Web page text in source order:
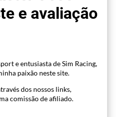
e avaliação
e entusiasta de Sim Racing,
paixão neste site.
dos nossos links,
comissão de afiliado.